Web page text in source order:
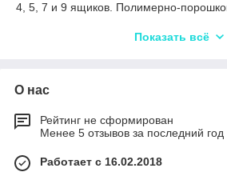
4, 5, 7 и 9 ящиков. Полимерно-
вашим индивидуальным заказам. Мы
Показать всё
О нас
Рейтинг не сформирован
Менее 5 отзывов за последний год
Работает с 16.02.2018